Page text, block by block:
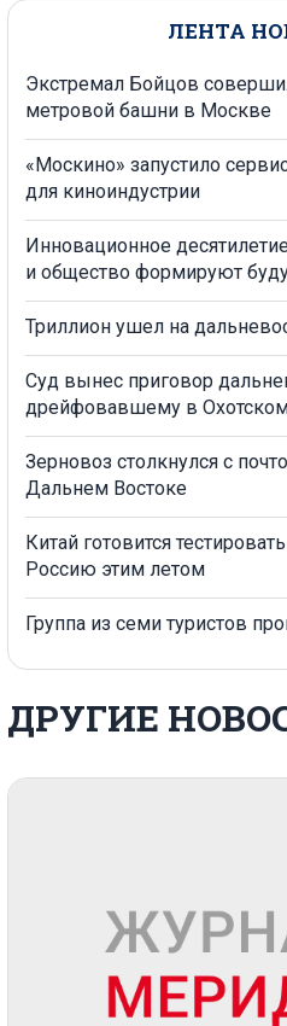
ЛЕНТА
Экстремал Бойцов
метровой башни в Москве
«Москино» запустило
для киноиндустрии
Инновационное
и общество формируют
Триллион ушел на
Суд вынес приговор
дрейфовавшему в
Зерновоз столкнулся с
Дальнем Востоке
Китай готовится
Россию этим летом
Группа из семи туристов
ДРУГИЕ